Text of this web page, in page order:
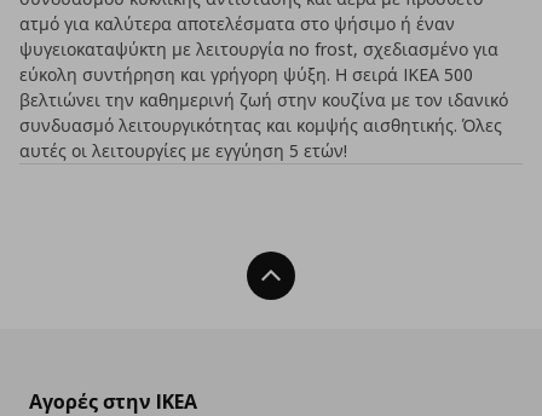
ατμό για καλύτερα αποτελέσματα στο ψήσιμο ή έναν
ψυγειοκαταψύκτη με λειτουργία no frost, σχεδιασμένο για
εύκολη συντήρηση και γρήγορη ψύξη. Η σειρά IKEA 500
βελτιώνει την καθημερινή ζωή στην κουζίνα με τον ιδανικό
συνδυασμό λειτουργικότητας και κομψής αισθητικής. Όλες
αυτές οι λειτουργίες με εγγύηση 5 ετών!
Back To Top
Αγορές στην IKEA